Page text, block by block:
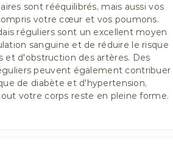
sont rééquilibrés, mais aussi vos
votre cœur et vos poumons.
réguliers sont un excellent moyen
sanguine et de réduire le risque
et d'obstruction des artères. Des
peuvent également contribuer
de diabète et d'hypertension,
votre corps reste en pleine forme.